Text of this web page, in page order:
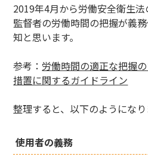
2019年4月から労働安全衛生
監督者の労働時間の把握が義
知と思います。
参考： 労働時間の適正な把握
措置に関するガイドライン
整理すると、以下のようになり
使用者の義務